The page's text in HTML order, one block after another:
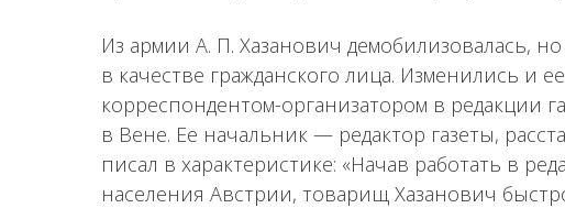
Из армии А. П. Хазанович демобилизовалась,
в качестве гражданского лица. Изменились и
корреспондентом-организатором в редакции
в Вене. Ее начальник — редактор газеты,
писал в характеристике: «Начав работать в
населения Австрии, товарищ Хазанович